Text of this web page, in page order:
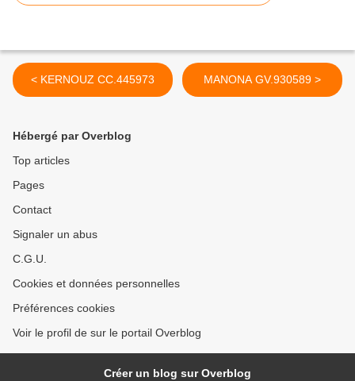
< KERNOUZ CC.445973 MANONA GV.930589 >
Hébergé par Overblog
Top articles
Pages
Contact
Signaler un abus
C.G.U.
Cookies et données personnelles
Préférences cookies
Voir le profil de sur le portail Overblog
Créer un blog sur Overblog